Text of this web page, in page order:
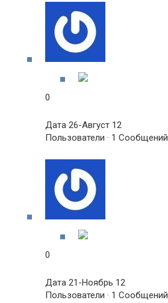
0
Дата 26-Август 12
Пользователи · 1 Сообщений
0
Дата 21-Ноябрь 12
Пользователи · 1 Сообщений